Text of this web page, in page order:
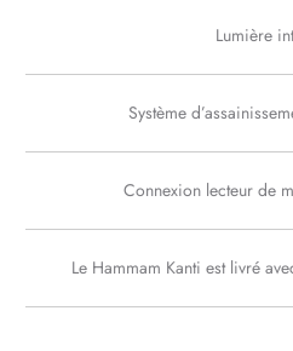
Lumière
Système
Connexion lecteur de
Le Hammam Kanti est livré